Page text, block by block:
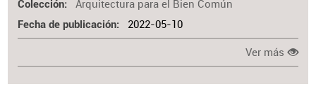
Colección Arquitectura para el Bien Común
Fecha de publicación 2022-05-10
Ver más